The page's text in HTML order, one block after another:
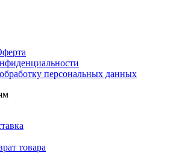
персональных данных
товара